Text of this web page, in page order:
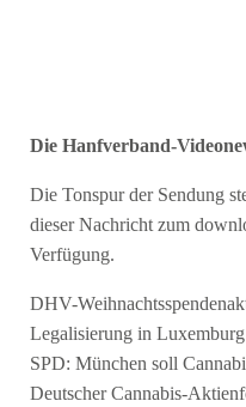
Die Hanfverband-
Die Tonspur der Sendung
dieser Nachricht zum
Verfügung.
DHV-
Legalisierung in
SPD: München soll
Deutscher Cannabis-